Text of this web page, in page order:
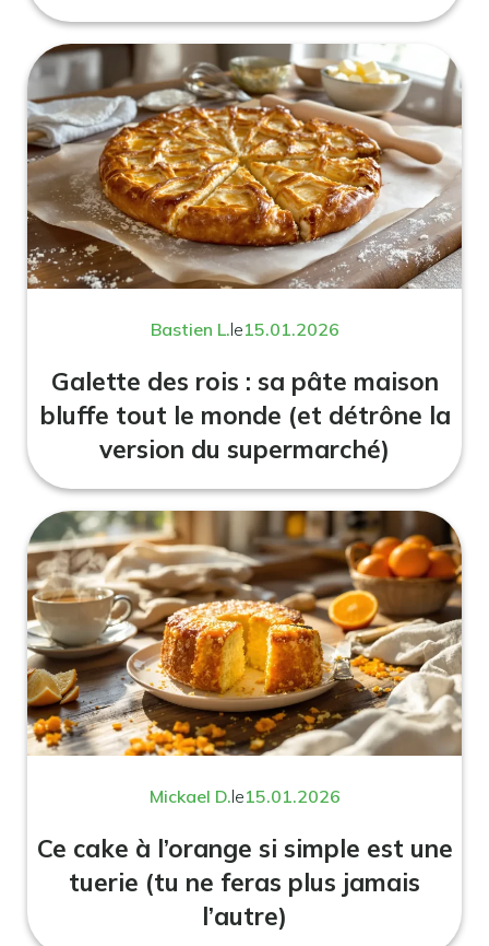
Bastien L.le15.01.2026
Galette des rois : sa pâte maison
bluffe tout le monde (et détrône la
version du supermarché)
Mickael D.le15.01.2026
Ce cake à l’orange si simple est une
tuerie (tu ne feras plus jamais
l’autre)